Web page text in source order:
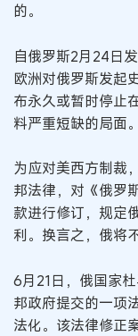
的。
自俄罗斯2月24日
欧洲对俄罗斯发起
布永久或暂时停止
料严重短缺的局面。
为应对美西方制裁
邦法律，对《俄罗
款进行修订，规定
利。换言之，俄将
6月21日，俄国家
邦政府提交的一项
法化。该法律修正